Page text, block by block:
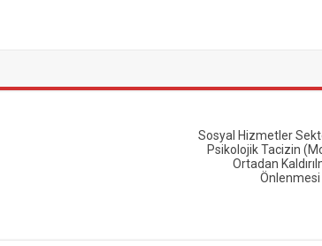
Sosyal Hizmetler
Psikolojik Tacizin
Ortadan
Önlenmesi